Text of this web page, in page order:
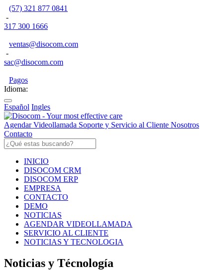
(57) 321 877 0841
-
317 300 1666
ventas@disocom.com
-
sac@disocom.com
Pagos
Idioma:
Español Ingles
Agendar Videollamada Soporte y Servicio al Cliente Nosotros
Contacto
INICIO
DISOCOM CRM
DISOCOM ERP
EMPRESA
CONTACTO
DEMO
NOTICIAS
AGENDAR VIDEOLLAMADA
SERVICIO AL CLIENTE
NOTICIAS Y TECNOLOGIA
Noticias y Técnología